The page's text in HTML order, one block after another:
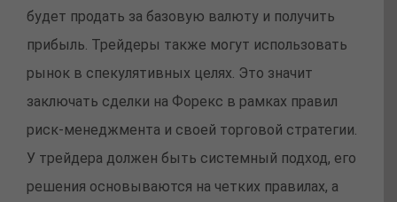
будет продать за базовую валюту и получить
прибыль. Трейдеры также могут использовать
рынок в спекулятивных целях. Это значит
заключать сделки на Форекс в рамках правил
риск-менеджмента и своей торговой стратегии.
У трейдера должен быть системный подход, его
решения основываются на четких правилах, а